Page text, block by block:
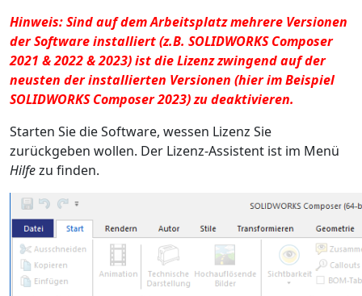
Hinweis: Sind auf dem Arbeitsplatz mehrere Versionen
der Software installiert (z.B. SOLIDWORKS Composer
2021 & 2022 & 2023) ist die Lizenz zwingend auf der
neusten der installierten Versionen (hier im Beispiel
SOLIDWORKS Composer 2023) zu deaktivieren.
Starten Sie die Software, wessen Lizenz Sie
zurückgeben wollen. Der Lizenz-Assistent ist im Menü
Hilfezu finden.